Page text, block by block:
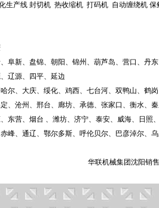
生产线 封切机 热收缩机 打码机 自动缠绕机 保
阜新、盘锦、朝阳、锦州、葫芦岛、营口、丹东
辽源、四平、延边
尔、大庆、绥化、鸡西、七台河、双鸭山、鹤
、沧州、邢台、廊坊、承德、张家口、衡水、
东营、烟台 、潍坊、济宁、泰安、威海、日照
峰、通辽、鄂尔多斯、呼伦贝尔、巴彦淖尔、
华联机械集团沈阳销